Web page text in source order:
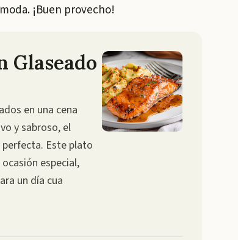
¡Buen provecho!
Glaseado
en una cena
y sabroso, el
perfecta. Este plato
especial,
un día cua